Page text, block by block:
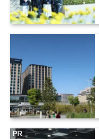
PR